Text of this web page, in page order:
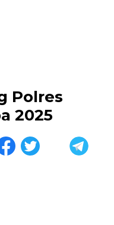
Polres
2025